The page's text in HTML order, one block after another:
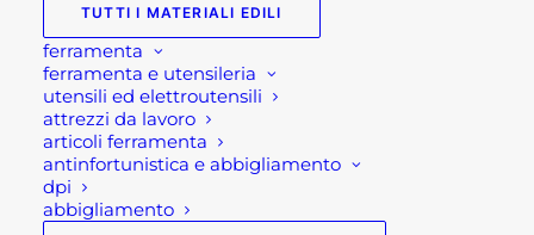
TUTTI I MATERIALI EDILI
ferramenta
ferramenta e utensileria
utensili ed elettroutensili
attrezzi da lavoro
articoli ferramenta
antinfortunistica e abbigliamento
dpi
abbigliamento
sistema versatile offre, soprattutto una gamma di
unità modulari: tra cui un lavello, un piano cottura,
un’unità di raffreddamento, un’unità angolare e
un’unità di espansione. Dunque, consente di
mescolare e abbinare i componenti con
l’assortimento di barbecue GRLLR per creare una
configurazione di cucina all’aperto su misura che si
adatta le tue esigenze e preferenze specifiche.